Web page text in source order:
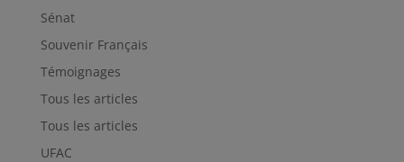
Sénat
Souvenir Français
Témoignages
Tous les articles
Tous les articles
UFAC